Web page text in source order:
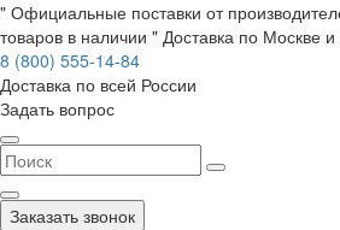
" Официальные поставки от
товаров в наличии " Доставка по Москве
8 (800) 555-14-84
Доставка по всей России
Задать вопрос
Заказать звонок